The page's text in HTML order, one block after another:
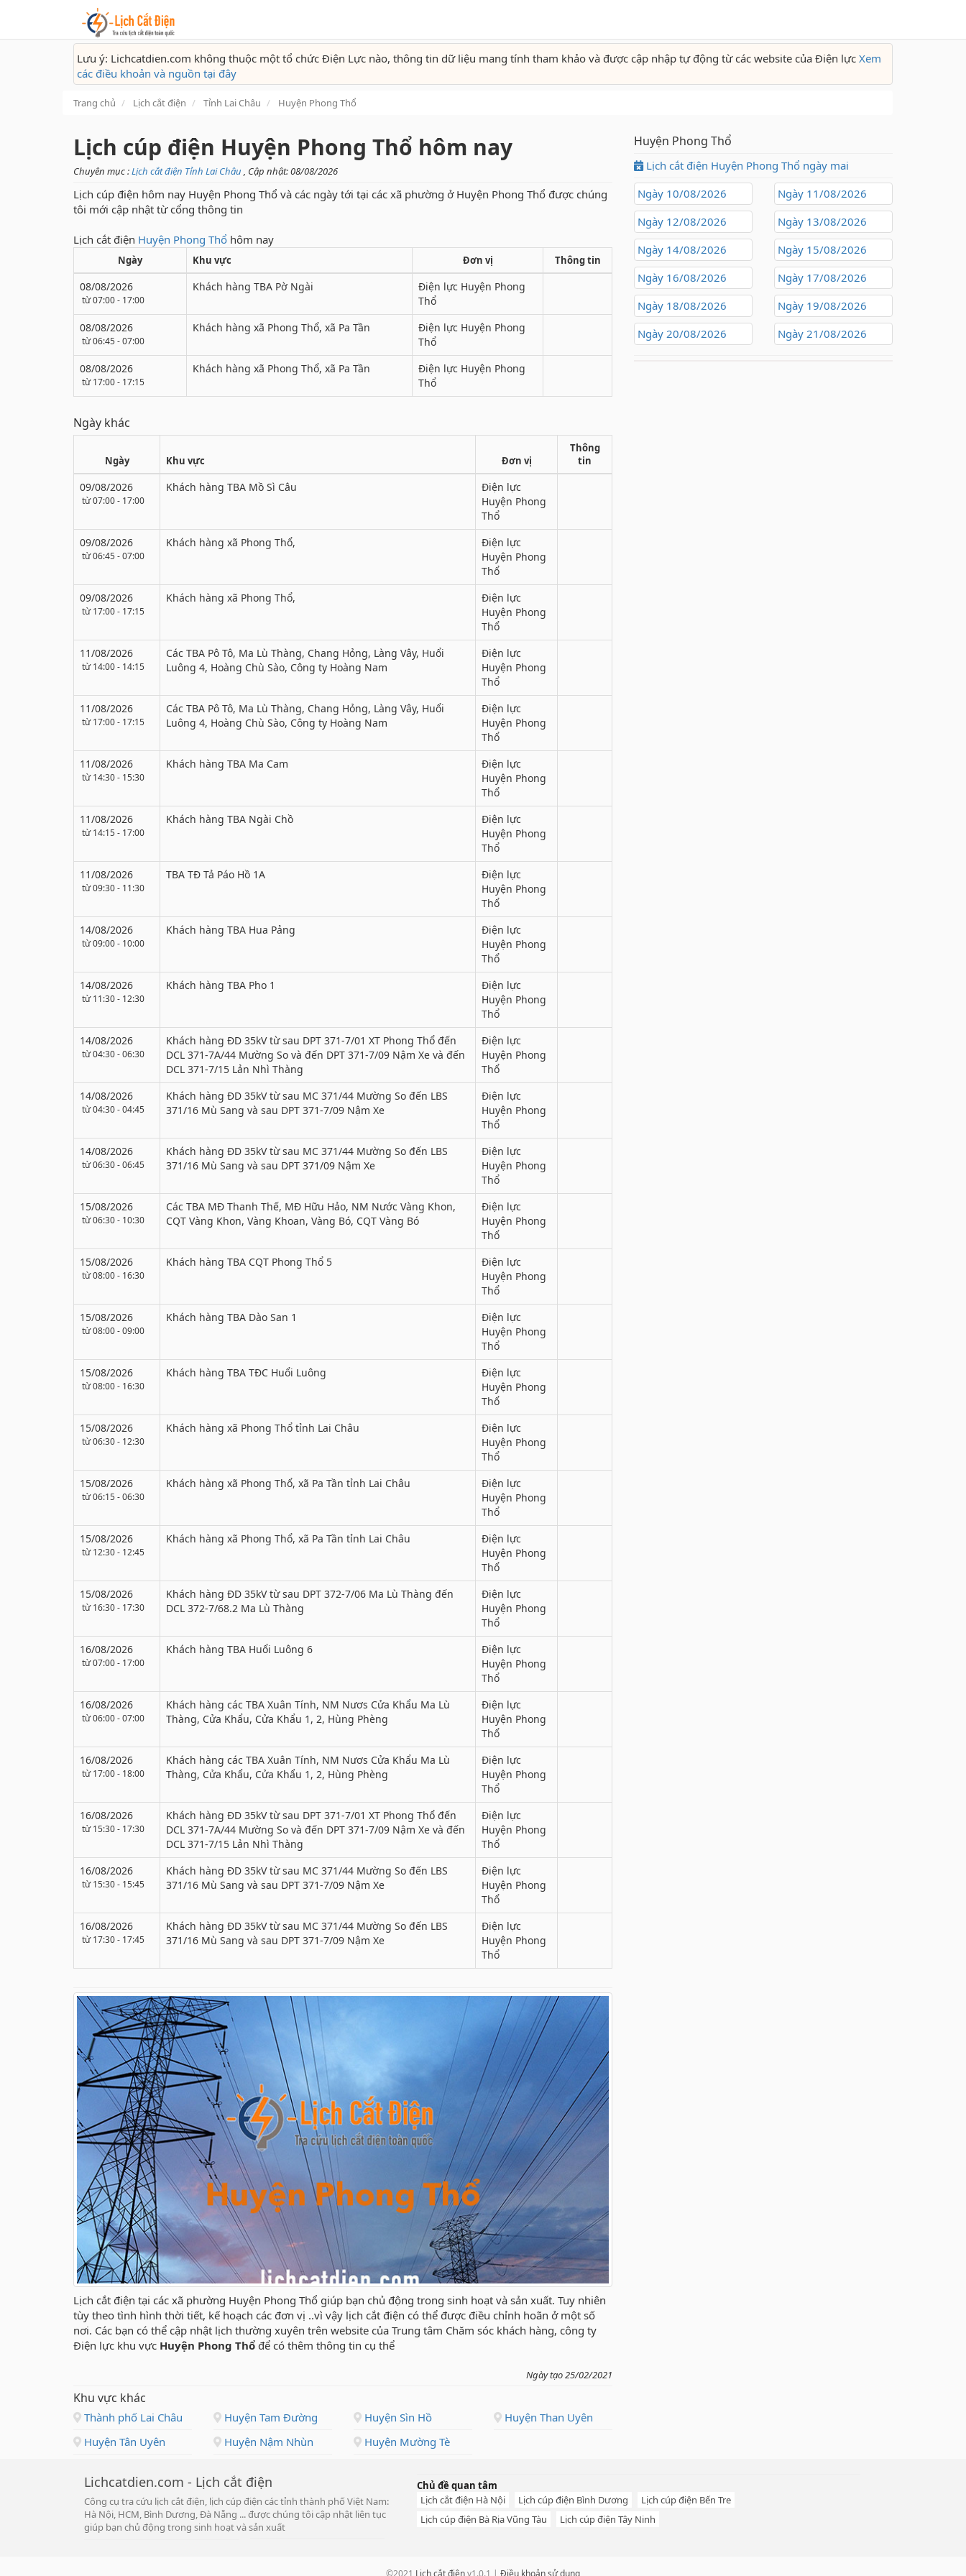
Lưu ý: Lichcatdien.com không thuộc một tổ chức Điện Lực nào, thông tin dữ liệu mang tính tham khảo và được cập nhập tự động từ các website của Điện lực Xem
các điều khoản và nguồn tại đây
Trang chủ Lịch cắt điện Tỉnh Lai Châu Huyện Phong Thổ
Lịch cúp điện Huyện Phong Thổ hôm nay
Chuyên mục :Lịch cắt điện Tỉnh Lai Châu , Cập nhật: 08/08/2026
Lịch cúp điện hôm nay Huyện Phong Thổ và các ngày tới tại các xã phường ở Huyện Phong Thổ được chúng
tôi mới cập nhật từ cổng thông tin
Lịch cắt điện Huyện Phong Thổ hôm nay
Ngày Khu vực Đơn vị Thông tin
08/08/2026
từ 07:00 - 17:00
Khách hàng TBA Pờ Ngài
Điện lực Huyện Phong
Thổ
08/08/2026
từ 06:45 - 07:00
Khách hàng xã Phong Thổ, xã Pa Tần
Điện lực Huyện Phong
Thổ
08/08/2026
từ 17:00 - 17:15
Khách hàng xã Phong Thổ, xã Pa Tần
Điện lực Huyện Phong
Thổ
Ngày khác
Ngày Khu vực Đơn vị
Thông
tin
09/08/2026
từ 07:00 - 17:00
Khách hàng TBA Mồ Sì Câu
Điện lực
Huyện Phong
Thổ
09/08/2026
từ 06:45 - 07:00
Khách hàng xã Phong Thổ,
Điện lực
Huyện Phong
Thổ
09/08/2026
từ 17:00 - 17:15
Khách hàng xã Phong Thổ,
Điện lực
Huyện Phong
Thổ
11/08/2026
từ 14:00 - 14:15
Các TBA Pô Tô, Ma Lù Thàng, Chang Hỏng, Làng Vây, Huổi
Luông 4, Hoàng Chù Sào, Công ty Hoàng Nam
Điện lực
Huyện Phong
Thổ
11/08/2026
từ 17:00 - 17:15
Các TBA Pô Tô, Ma Lù Thàng, Chang Hỏng, Làng Vây, Huổi
Luông 4, Hoàng Chù Sào, Công ty Hoàng Nam
Điện lực
Huyện Phong
Thổ
11/08/2026
từ 14:30 - 15:30
Khách hàng TBA Ma Cam
Điện lực
Huyện Phong
Thổ
11/08/2026
từ 14:15 - 17:00
Khách hàng TBA Ngài Chồ
Điện lực
Huyện Phong
Thổ
11/08/2026
từ 09:30 - 11:30
TBA TĐ Tả Páo Hồ 1A
Điện lực
Huyện Phong
Thổ
14/08/2026
từ 09:00 - 10:00
Khách hàng TBA Hua Pảng
Điện lực
Huyện Phong
Thổ
14/08/2026
từ 11:30 - 12:30
Khách hàng TBA Pho 1
Điện lực
Huyện Phong
Thổ
14/08/2026
từ 04:30 - 06:30
Khách hàng ĐD 35kV từ sau DPT 371-7/01 XT Phong Thổ đến
DCL 371-7A/44 Mường So và đến DPT 371-7/09 Nậm Xe và đến
DCL 371-7/15 Lản Nhì Thàng
Điện lực
Huyện Phong
Thổ
14/08/2026
từ 04:30 - 04:45
Khách hàng ĐD 35kV từ sau MC 371/44 Mường So đến LBS
371/16 Mù Sang và sau DPT 371-7/09 Nậm Xe
Điện lực
Huyện Phong
Thổ
14/08/2026
từ 06:30 - 06:45
Khách hàng ĐD 35kV từ sau MC 371/44 Mường So đến LBS
371/16 Mù Sang và sau DPT 371/09 Nậm Xe
Điện lực
Huyện Phong
Thổ
15/08/2026
từ 06:30 - 10:30
Các TBA MĐ Thanh Thế, MĐ Hữu Hảo, NM Nước Vàng Khon,
CQT Vàng Khon, Vàng Khoan, Vàng Bó, CQT Vàng Bó
Điện lực
Huyện Phong
Thổ
15/08/2026
từ 08:00 - 16:30
Khách hàng TBA CQT Phong Thổ 5
Điện lực
Huyện Phong
Thổ
15/08/2026
từ 08:00 - 09:00
Khách hàng TBA Dào San 1
Điện lực
Huyện Phong
Thổ
15/08/2026
từ 08:00 - 16:30
Khách hàng TBA TĐC Huổi Luông
Điện lực
Huyện Phong
Thổ
15/08/2026
từ 06:30 - 12:30
Khách hàng xã Phong Thổ tỉnh Lai Châu
Điện lực
Huyện Phong
Thổ
15/08/2026
từ 06:15 - 06:30
Khách hàng xã Phong Thổ, xã Pa Tần tỉnh Lai Châu
Điện lực
Huyện Phong
Thổ
15/08/2026
từ 12:30 - 12:45
Khách hàng xã Phong Thổ, xã Pa Tần tỉnh Lai Châu
Điện lực
Huyện Phong
Thổ
15/08/2026
từ 16:30 - 17:30
Khách hàng ĐD 35kV từ sau DPT 372-7/06 Ma Lù Thàng đến
DCL 372-7/68.2 Ma Lù Thàng
Điện lực
Huyện Phong
Thổ
16/08/2026
từ 07:00 - 17:00
Khách hàng TBA Huổi Luông 6
Điện lực
Huyện Phong
Thổ
16/08/2026
từ 06:00 - 07:00
Khách hàng các TBA Xuân Tính, NM Nươs Cửa Khẩu Ma Lù
Thàng, Cửa Khẩu, Cửa Khẩu 1, 2, Hùng Phèng
Điện lực
Huyện Phong
Thổ
16/08/2026
từ 17:00 - 18:00
Khách hàng các TBA Xuân Tính, NM Nươs Cửa Khẩu Ma Lù
Thàng, Cửa Khẩu, Cửa Khẩu 1, 2, Hùng Phèng
Điện lực
Huyện Phong
Thổ
16/08/2026
từ 15:30 - 17:30
Khách hàng ĐD 35kV từ sau DPT 371-7/01 XT Phong Thổ đến
DCL 371-7A/44 Mường So và đến DPT 371-7/09 Nậm Xe và đến
DCL 371-7/15 Lản Nhì Thàng
Điện lực
Huyện Phong
Thổ
16/08/2026
từ 15:30 - 15:45
Khách hàng ĐD 35kV từ sau MC 371/44 Mường So đến LBS
371/16 Mù Sang và sau DPT 371-7/09 Nậm Xe
Điện lực
Huyện Phong
Thổ
16/08/2026
từ 17:30 - 17:45
Khách hàng ĐD 35kV từ sau MC 371/44 Mường So đến LBS
371/16 Mù Sang và sau DPT 371-7/09 Nậm Xe
Điện lực
Huyện Phong
Thổ
Lịch cắt điện tại các xã phường Huyện Phong Thổ giúp bạn chủ động trong sinh hoạt và sản xuất. Tuy nhiên
tùy theo tình hình thời tiết, kế hoạch các đơn vị ..vì vậy lịch cắt điện có thể được điều chỉnh hoãn ở một số
nơi. Các bạn có thể cập nhật lịch thường xuyên trên website của Trung tâm Chăm sóc khách hàng, công ty
Điện lực khu vực Huyện Phong Thổ để có thêm thông tin cụ thể
Ngày tạo 25/02/2021
Khu vực khác
Thành phố Lai Châu Huyện Tam Đường Huyện Sìn Hồ
Huyện Than Uyên
Huyện Tân Uyên
Huyện Nậm Nhùn Huyện Mường Tè
Huyện Phong Thổ
Lịch cắt điện Huyện Phong Thổ ngày mai
Ngày 10/08/2026
Ngày 11/08/2026
Ngày 12/08/2026
Ngày 13/08/2026
Ngày 14/08/2026
Ngày 15/08/2026
Ngày 16/08/2026
Ngày 17/08/2026
Ngày 18/08/2026
Ngày 19/08/2026
Ngày 20/08/2026
Ngày 21/08/2026
Lichcatdien.com - Lịch cắt điện
Công cụ tra cứu lịch cắt điện, lịch cúp điện các tỉnh thành phố Việt Nam:
Hà Nội, HCM, Bình Dương, Đà Nẵng ... được chúng tôi cập nhật liên tục
giúp bạn chủ động trong sinh hoạt và sản xuất
Chủ đề quan tâm
Lịch cắt điện Hà Nội
Lịch cúp điện Bình Dương
Lịch cúp điện Bến Tre
Lịch cúp điện Bà Rịa Vũng Tàu
Lịch cúp điện Tây Ninh
©2021 Lịch cắt điệnv1.0.1 | Điều khoản sử dụng